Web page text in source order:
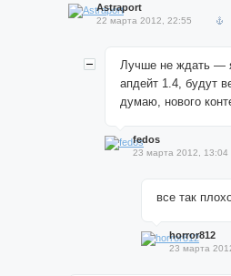
Astraport
22 марта 2012, 22:55
Лучше не ждать —
апдейт 1.4, будут
думаю, нового
fedos
23 марта 2012, 13:04
все так
horror812
23 марта